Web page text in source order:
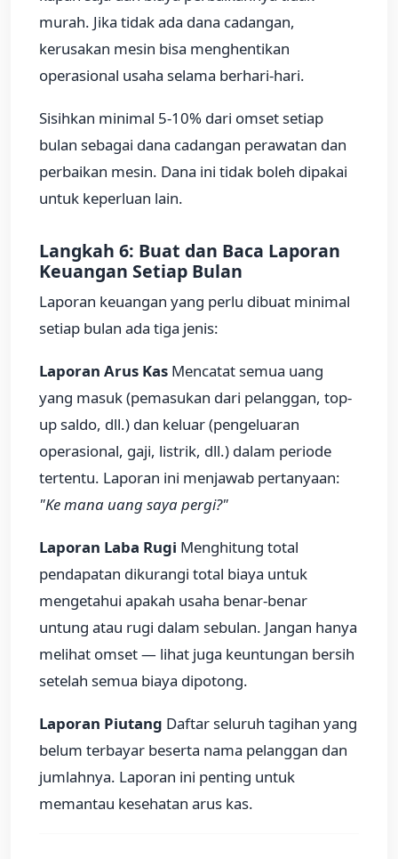
murah. Jika tidak ada dana cadangan,
kerusakan mesin bisa menghentikan
operasional usaha selama berhari-hari.
Sisihkan minimal 5-10% dari omset setiap
bulan sebagai dana cadangan perawatan dan
perbaikan mesin. Dana ini tidak boleh dipakai
untuk keperluan lain.
Langkah 6: Buat dan Baca Laporan
Keuangan Setiap Bulan
Laporan keuangan yang perlu dibuat minimal
setiap bulan ada tiga jenis:
Laporan Arus Kas Mencatat semua uang
yang masuk (pemasukan dari pelanggan, top-
up saldo, dll.) dan keluar (pengeluaran
operasional, gaji, listrik, dll.) dalam periode
tertentu. Laporan ini menjawab pertanyaan:
"Ke mana uang saya pergi?"
Laporan Laba Rugi Menghitung total
pendapatan dikurangi total biaya untuk
mengetahui apakah usaha benar-benar
untung atau rugi dalam sebulan. Jangan hanya
melihat omset — lihat juga keuntungan bersih
setelah semua biaya dipotong.
Laporan Piutang Daftar seluruh tagihan yang
belum terbayar beserta nama pelanggan dan
jumlahnya. Laporan ini penting untuk
memantau kesehatan arus kas.